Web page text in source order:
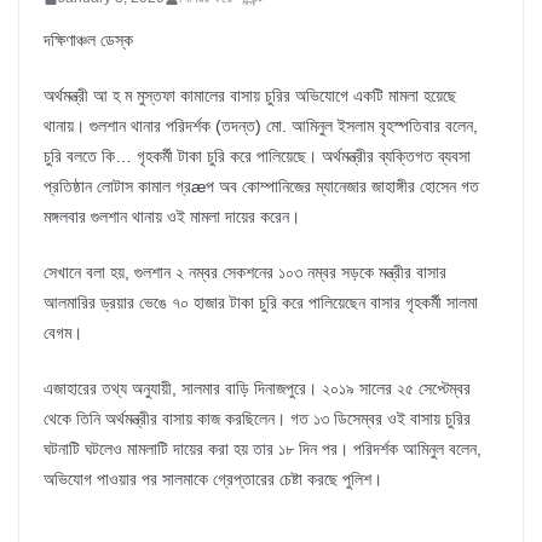
দক্ষিণাঞ্চল ডেস্ক
অর্থমন্ত্রী আ হ ম মুস্তফা কামালের বাসায় চুরির অভিযোগে একটি মামলা হয়েছে
থানায়। গুলশান থানার পরিদর্শক (তদন্ত) মো. আমিনুল ইসলাম বৃহস্পতিবার বলেন,
চুরি বলতে কি… গৃহকর্মী টাকা চুরি করে পালিয়েছে। অর্থমন্ত্রীর ব্যক্তিগত ব্যবসা
প্রতিষ্ঠান লোটাস কামাল গ্রæপ অব কোম্পানিজের ম্যানেজার জাহাঙ্গীর হোসেন গত
মঙ্গলবার গুলশান থানায় ওই মামলা দায়ের করেন।
সেখানে বলা হয়, গুলশান ২ নম্বর সেকশনের ১০৩ নম্বর সড়কে মন্ত্রীর বাসার
আলমারির ড্রয়ার ভেঙে ৭০ হাজার টাকা চুরি করে পালিয়েছেন বাসার গৃহকর্মী সালমা
বেগম।
এজাহারের তথ্য অনুযায়ী, সালমার বাড়ি দিনাজপুরে। ২০১৯ সালের ২৫ সেপ্টেম্বর
থেকে তিনি অর্থমন্ত্রীর বাসায় কাজ করছিলেন। গত ১৩ ডিসেম্বর ওই বাসায় চুরির
ঘটনাটি ঘটলেও মামলাটি দায়ের করা হয় তার ১৮ দিন পর। পরিদর্শক আমিনুল বলেন,
অভিযোগ পাওয়ার পর সালমাকে গ্রেপ্তারের চেষ্টা করছে পুলিশ।